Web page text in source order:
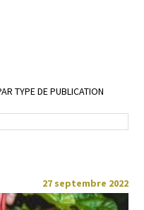
TYPE DE PUBLICATION
27 septembre 2022